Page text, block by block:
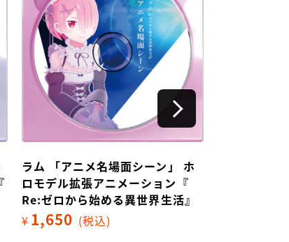
エミリア 「アニメ名場面シーン」
ホロモデル拡張アニメーション『
Re:ゼロから始める異世界生活』
¥ 1,650 (税込)